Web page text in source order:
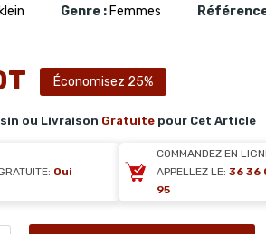
Genre : Femmes
Économisez 25%
ou Livraison Gratuite pour Cet Article
Oui
COMMANDEZ EN
APPELLEZ LE: 36 36
95